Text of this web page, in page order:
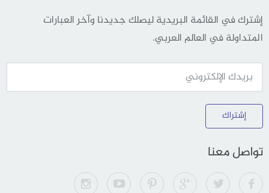
إشترك في القائمة البريدية ليصلك جديدنا وآخر العبارات
المتداولة في العالم العربي.
إشتراك
تواصل معنا